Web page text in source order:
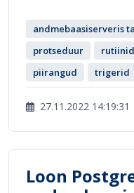
andmebaasiserveris
protseduur
rutiinid
piirangud
trigerid
27.11.2022 14:19:31
Loon